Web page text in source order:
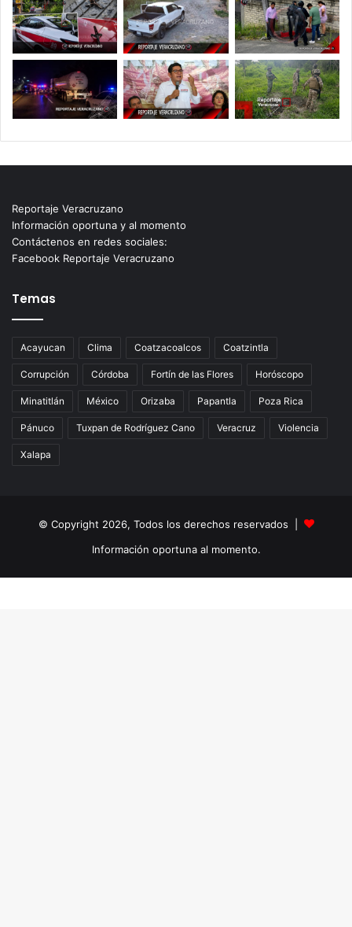
Reportaje Veracruzano
Información oportuna y al momento
Contáctenos en redes sociales:
Facebook Reportaje Veracruzano
Temas
Acayucan Clima Coatzacoalcos Coatzintla
Corrupción Córdoba Fortín de las Flores Horóscopo
Minatitlán México Orizaba Papantla Poza Rica
Pánuco Tuxpan de Rodríguez Cano Veracruz Violencia
Xalapa
© Copyright 2026, Todos los derechos reservados |
Información oportuna al momento.